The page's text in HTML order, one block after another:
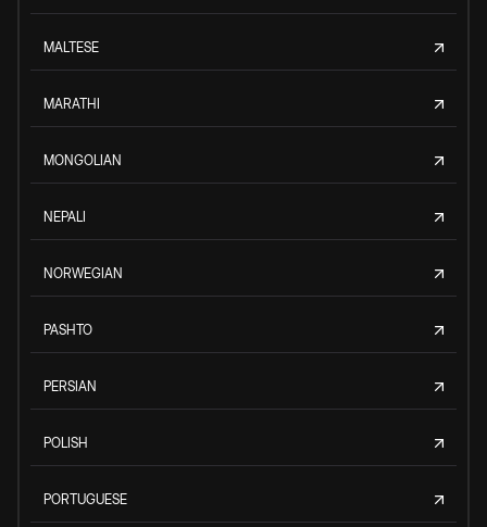
MALTESE
MARATHI
MONGOLIAN
NEPALI
NORWEGIAN
PASHTO
PERSIAN
POLISH
PORTUGUESE